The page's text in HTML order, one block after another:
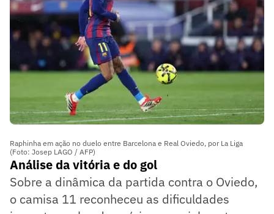
Raphinha em ação no duelo entre Barcelona e Real Oviedo, por La Liga
(Foto: Josep LAGO / AFP)
Análise da vitória e do gol
Sobre a dinâmica da partida contra o Oviedo,
o camisa 11 reconheceu as dificuldades